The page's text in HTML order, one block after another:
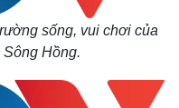
dùng
giá
khoán
sống, vui chơi của
Hồng.